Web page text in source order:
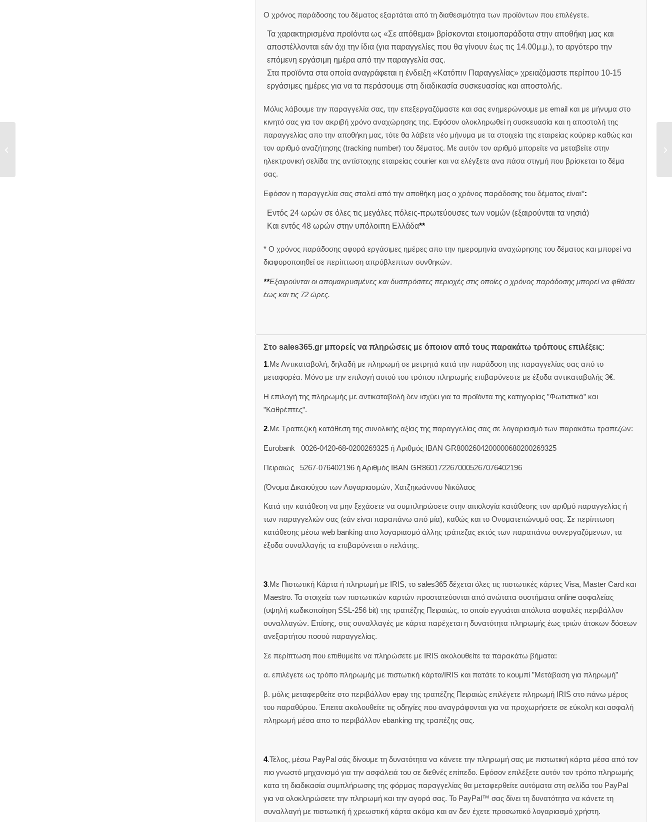
Ο χρόνος παράδοσης του δέματος εξαρτάται από τη διαθεσιμότητα των προϊόντων που επιλέγετε.
Τα χαρακτηρισμένα προϊόντα ως «Σε απόθεμα» βρίσκονται ετοιμοπαράδοτα στην αποθήκη μας και
αποστέλλονται εάν όχι την ίδια (για παραγγελίες που θα γίνουν έως τις 14.00μ.μ.), το αργότερο την
επόμενη εργάσιμη ημέρα από την παραγγελία σας.
Στα προϊόντα στα οποία αναγράφεται η ένδειξη «Κατόπιν Παραγγελίας» χρειαζόμαστε περίπου 10-15
εργάσιμες ημέρες για να τα περάσουμε στη διαδικασία συσκευασίας και αποστολής.
Μόλις λάβουμε την παραγγελία σας, την επεξεργαζόμαστε και σας ενημερώνουμε με email και με μήνυμα στο
κινητό σας για τον ακριβή χρόνο αναχώρησης της. Εφόσον ολοκληρωθεί η συσκευασία και η αποστολή της
παραγγελίας απο την αποθήκη μας, τότε θα λάβετε νέο μήνυμα με τα στοιχεία της εταιρείας κούριερ καθώς και
τον αριθμό αναζήτησης (tracking number) του δέματος. Με αυτόν τον αριθμό μπορείτε να μεταβείτε στην
ηλεκτρονική σελίδα της αντίστοιχης εταιρείας courier και να ελέγξετε ανα πάσα στιγμή που βρίσκεται το δέμα
σας.
Εφόσον η παραγγελία σας σταλεί από την αποθήκη μας ο χρόνος παράδοσης του δέματος είναι*:
Εντός 24 ωρών σε όλες τις μεγάλες πόλεις-πρωτεύουσες των νομών (εξαιρούνται τα νησιά)
Και εντός 48 ωρών στην υπόλοιπη Ελλάδα**
* Ο χρόνος παράδοσης αφορά εργάσιμες ημέρες απο την ημερομηνία αναχώρησης του δέματος και μπορεί να
διαφοροποιηθεί σε περίπτωση απρόβλεπτων συνθηκών.
**Εξαιρούνται οι απομακρυσμένες και δυσπρόσιτες περιοχές στις οποίες ο χρόνος παράδοσης μπορεί να φθάσει
έως και τις 72 ώρες.
Στο sales365.gr μπορείς να πληρώσεις με όποιον από τους παρακάτω τρόπους επιλέξεις:
1.Με Αντικαταβολή, δηλαδή με πληρωμή σε μετρητά κατά την παράδοση της παραγγελίας σας από το
μεταφορέα. Μόνο με την επιλογή αυτού του τρόπου πληρωμής επιβαρύνεστε με έξοδα αντικαταβολής 3€.
Η επιλογή της πληρωμής με αντικαταβολή δεν ισχύει για τα προϊόντα της κατηγορίας ”Φωτιστικά” και
”Καθρέπτες”.
2.Με Τραπεζική κατάθεση της συνολικής αξίας της παραγγελίας σας σε λογαριασμό των παρακάτω τραπεζών:
Eurobank 0026-0420-68-0200269325 ή Aριθμός IBAN GR8002604200000680200269325
Πειραιώς 5267-076402196 ή Αριθμός IBAN GR8601722670005267076402196
(Όνομα Δικαιούχου των Λογαριασμών, Χατζηιωάννου Νικόλαος
Κατά την κατάθεση να μην ξεχάσετε να συμπληρώσετε στην αιτιολογία κατάθεσης τον αριθμό παραγγελίας ή
των παραγγελιών σας (εάν είναι παραπάνω από μία), καθώς και το Ονοματεπώνυμό σας. Σε περίπτωση
κατάθεσης μέσω web banking απο λογαριασμό άλλης τράπεζας εκτός των παραπάνω συνεργαζόμενων, τα
έξοδα συναλλαγής τα επιβαρύνεται ο πελάτης.
3.Με Πιστωτική Κάρτα ή πληρωμή με IRIS, το sales365 δέχεται όλες τις πιστωτικές κάρτες Visa, Master Card και
Maestro. Τα στοιχεία των πιστωτικών καρτών προστατεύονται από ανώτατα συστήματα online ασφαλείας
(υψηλή κωδικοποίηση SSL-256 bit) της τραπέζης Πειραιώς, το οποίο εγγυάται απόλυτα ασφαλές περιβάλλον
συναλλαγών. Επίσης, στις συναλλαγές με κάρτα παρέχεται η δυνατότητα πληρωμής έως τριών άτοκων δόσεων
ανεξαρτήτου ποσού παραγγελίας.
Σε περίπτωση που επιθυμείτε να πληρώσετε με IRIS ακολουθείτε τα παρακάτω βήματα:
α. επιλέγετε ως τρόπο πληρωμής με πιστωτική κάρτα/IRIS και πατάτε το κουμπί ”Μετάβαση για πληρωμή”
β. μόλις μεταφερθείτε στο περιβάλλον epay της τραπέζης Πειραιώς επιλέγετε πληρωμή IRIS στο πάνω μέρος
του παραθύρου. Έπειτα ακολουθείτε τις οδηγίες που αναγράφονται για να προχωρήσετε σε εύκολη και ασφαλή
πληρωμή μέσα απο το περιβάλλον ebanking της τραπέζης σας.
4.Τέλος, μέσω PayPal σάς δίνουμε τη δυνατότητα να κάνετε την πληρωμή σας με πιστωτική κάρτα μέσα από τον
πιο γνωστό μηχανισμό για την ασφάλειά του σε διεθνές επίπεδο. Εφόσον επιλέξετε αυτόν τον τρόπο πληρωμής
κατα τη διαδικασία συμπλήρωσης της φόρμας παραγγελίας θα μεταφερθείτε αυτόματα στη σελίδα του PayPal
για να ολοκληρώσετε την πληρωμή και την αγορά σας. Το PayPal™ σας δίνει τη δυνατότητα να κάνετε τη
συναλλαγή με πιστωτική ή χρεωστική κάρτα ακόμα και αν δεν έχετε προσωπικό λογαριασμό χρήστη.